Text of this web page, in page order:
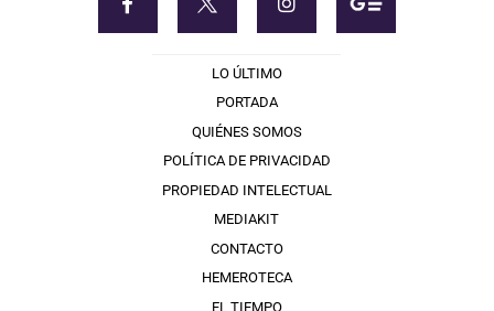
LO ÚLTIMO
PORTADA
QUIÉNES SOMOS
POLÍTICA DE PRIVACIDAD
PROPIEDAD INTELECTUAL
MEDIAKIT
CONTACTO
HEMEROTECA
EL TIEMPO